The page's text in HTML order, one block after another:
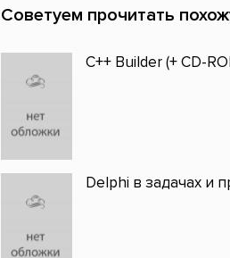
Советуем прочитать
C++ Builder (+ CD-
Delphi в задачах и